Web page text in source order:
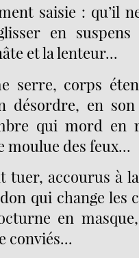
saisie : qu’il
en
et la lenteur...
serre, corps
désordre, en
qui mord en
des feux...
accourus à la
qui change les
en
conviés...